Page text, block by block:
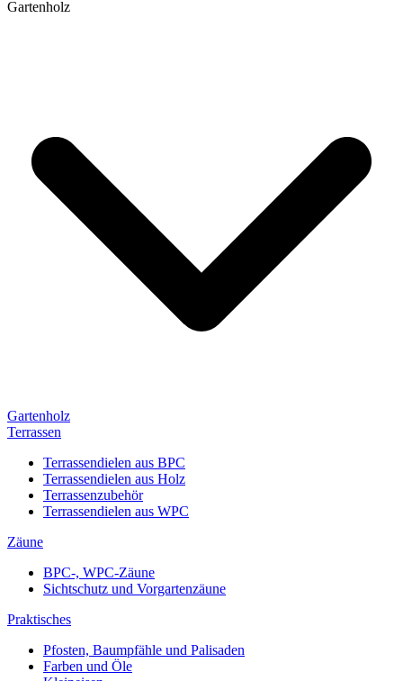
Gartenholz
Gartenholz
Terrassen
Terrassendielen aus BPC
Terrassendielen aus Holz
Terrassenzubehör
Terrassendielen aus WPC
Zäune
BPC-, WPC-Zäune
Sichtschutz und Vorgartenzäune
Praktisches
Pfosten, Baumpfähle und Palisaden
Farben und Öle